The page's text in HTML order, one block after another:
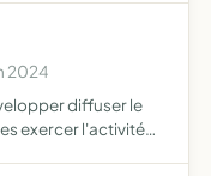
2024
diffuser le
exercer l'activité